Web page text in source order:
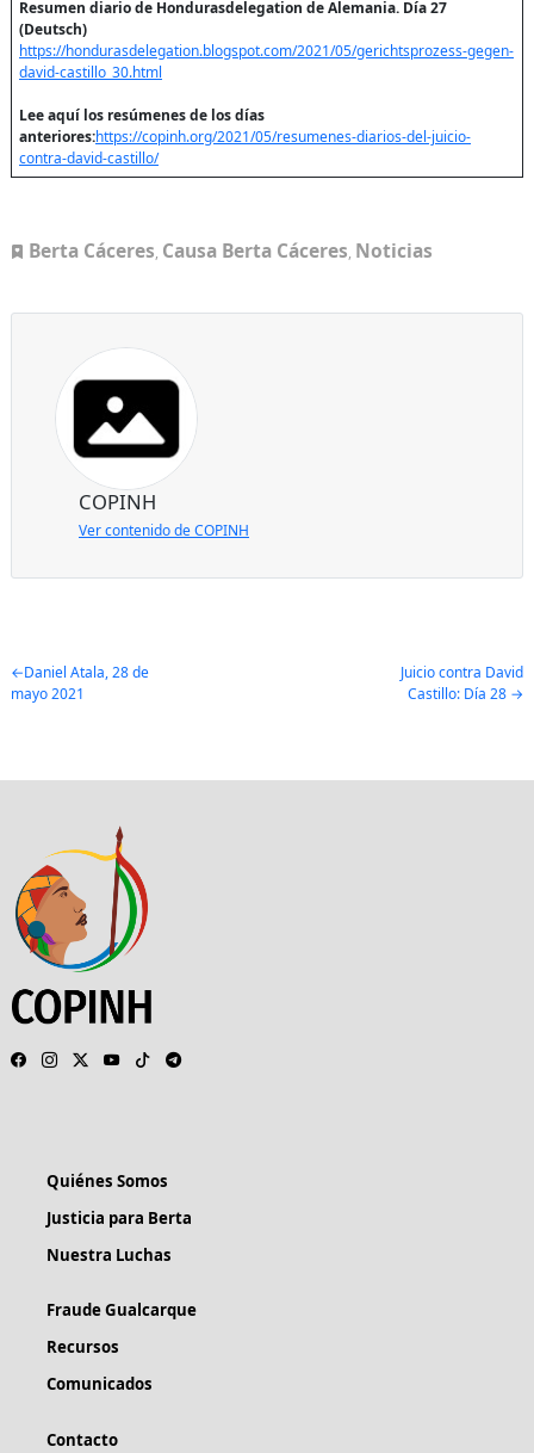
Resumen diario de Hondurasdelegation de Alemania. Día 27
(Deutsch)
https://hondurasdelegation.blogspot.com/2021/05/gerichtsprozess-gegen-
david-castillo_30.html
Lee aquí los resúmenes de los días
anteriores:https://copinh.org/2021/05/resumenes-diarios-del-juicio-
contra-david-castillo/
Berta Cáceres, Causa Berta Cáceres, Noticias
COPINH
Ver contenido de COPINH
Post
navigation
Daniel Atala, 28 de
mayo 2021
Juicio contra David
Castillo: Día 28
Quiénes Somos
Justicia para Berta
Nuestra Luchas
Fraude Gualcarque
Recursos
Comunicados
Contacto